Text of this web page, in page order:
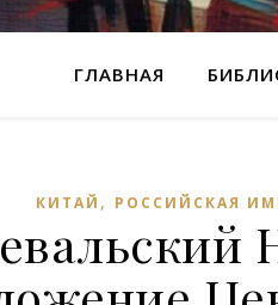
ГЛАВНАЯ
КИТАЙ , РОССИЙСКАЯ